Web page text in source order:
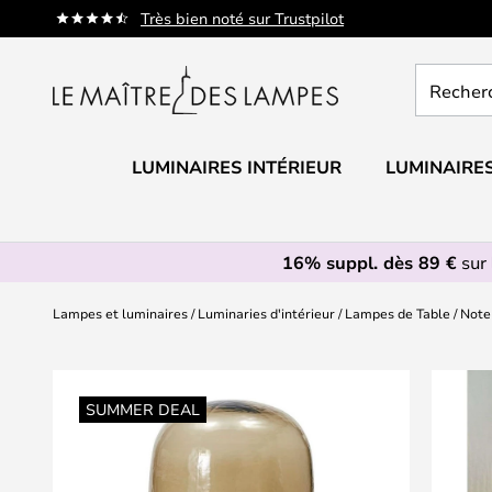
Très bien noté sur Trustpilot
Allez
au
un
LUMINAIRES INTÉRIEUR
16% suppl. dès 89 €sur
Lampes et luminaires Luminaries d'intérieur Lampes de Table
SUMMER DEAL